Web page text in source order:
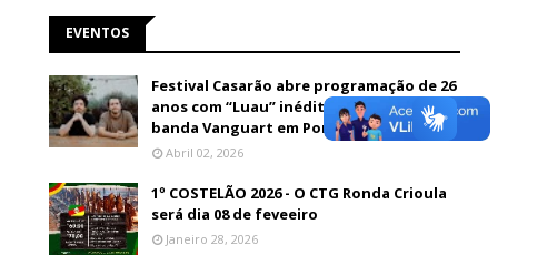
EVENTOS
Festival Casarão abre programação de 26
anos com “Luau” inédito e show da
banda Vanguart em Porto Velho
Abril 02, 2026
1º COSTELÃO 2026 - O CTG Ronda Crioula
será dia 08 de feveeiro
Janeiro 28, 2026